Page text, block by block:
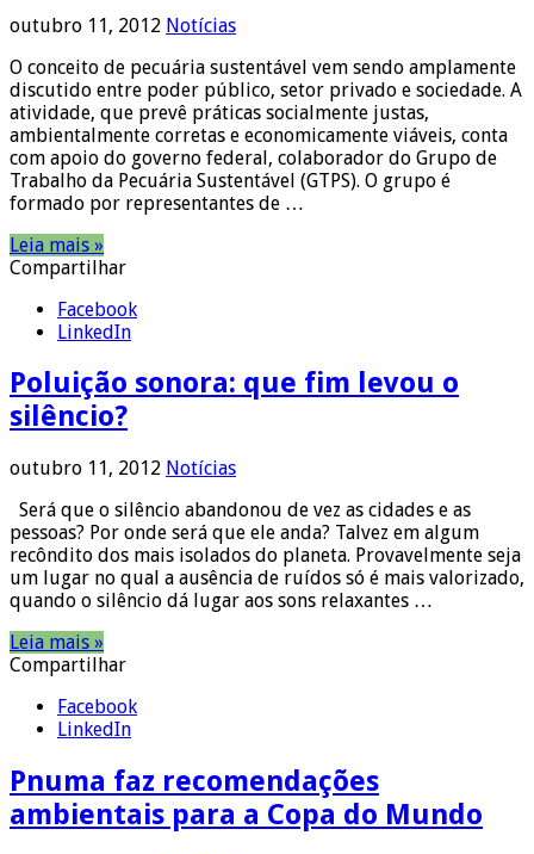
outubro 11, 2012 Notícias
O conceito de pecuária sustentável vem sendo amplamente
discutido entre poder público, setor privado e sociedade. A
atividade, que prevê práticas socialmente justas,
ambientalmente corretas e economicamente viáveis, conta
com apoio do governo federal, colaborador do Grupo de
Trabalho da Pecuária Sustentável (GTPS). O grupo é
formado por representantes de …
Leia mais »
Compartilhar
Facebook
LinkedIn
Poluição sonora: que fim levou o
silêncio?
outubro 11, 2012 Notícias
Será que o silêncio abandonou de vez as cidades e as
pessoas? Por onde será que ele anda? Talvez em algum
recôndito dos mais isolados do planeta. Provavelmente seja
um lugar no qual a ausência de ruídos só é mais valorizado,
quando o silêncio dá lugar aos sons relaxantes …
Leia mais »
Compartilhar
Facebook
LinkedIn
Pnuma faz recomendações
ambientais para a Copa do Mundo